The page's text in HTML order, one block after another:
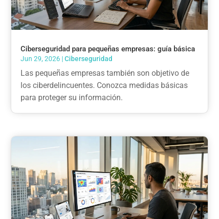
Ciberseguridad para pequeñas empresas: guía básica
Jun 29, 2026 |Ciberseguridad
Las pequeñas empresas también son objetivo de
los ciberdelincuentes. Conozca medidas básicas
para proteger su información.